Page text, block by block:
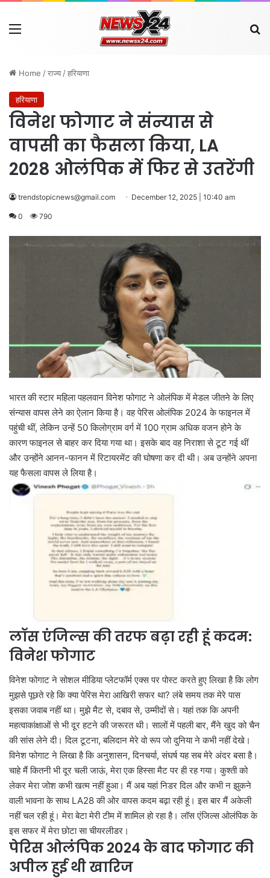
Menu
Home /राज्य /हरियाणा
हरियाणा
विनेश फोगाट ने संन्यास से
वापसी का फैसला किया, LA
2028 ओलंपिक में फिर से उतरेंगी
trendstopicnews@gmail.com December 12, 2025 | 10:40 am
0 790
भारत की स्टार महिला पहलवान विनेश फोगाट ने ओलंपिक में मेडल जीतने के लिए
संन्यास वापस लेने का ऐलान किया है। वह पेरिस ओलंपिक 2024 के फाइनल में
पहुंची थीं, लेकिन उन्हें 50 किलोग्राम वर्ग में 100 ग्राम अधिक वजन होने के
कारण फाइनल से बाहर कर दिया गया था। इसके बाद वह निराशा से टूट गई थीं
और उन्होंने आनन-फानन में रिटायरमेंट की घोषणा कर दी थी। अब उन्होंने अपना
यह फैसला वापस ले लिया है।
लॉस एंजिल्स की तरफ बढ़ा रही हूं कदम:
विनेश फोगाट
विनेश फोगाट ने सोशल मीडिया प्लेटफॉर्म एक्स पर पोस्ट करते हुए लिखा है कि लोग
मुझसे पूछते रहे कि क्या पेरिस मेरा आखिरी सफर था? लंबे समय तक मेरे पास
इसका जवाब नहीं था। मुझे मैट से, दबाव से, उम्मीदों से। यहां तक कि अपनी
महत्वाकांक्षाओं से भी दूर हटने की जरूरत थी। सालों में पहली बार, मैंने खुद को चैन
की सांस लेने दी। दिल टूटना, बलिदान मेरे वो रूप जो दुनिया ने कभी नहीं देखे।
विनेश फोगाट ने लिखा है कि अनुशासन, दिनचर्या, संघर्ष यह सब मेरे अंदर बसा है।
चाहे मैं कितनी भी दूर चली जाऊं, मेरा एक हिस्सा मैट पर ही रह गया। कुश्ती को
लेकर मेरा जोश कभी खत्म नहीं हुआ। मैं अब यहां निडर दिल और कभी न झुकने
वाली भावना के साथ LA28 की ओर वापस कदम बढ़ा रही हूं। इस बार मैं अकेली
नहीं चल रही हूं। मेरा बेटा मेरी टीम में शामिल हो रहा है। लॉस एंजिल्स ओलंपिक के
इस सफर में मेरा छोटा सा चीयरलीडर।
पेरिस ओलंपिक 2024 के बाद फोगाट की
अपील हुई थी खारिज